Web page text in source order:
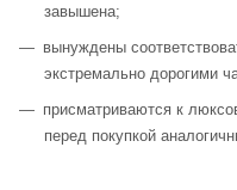
завышена;
вынуждены
экстремально дорогими
присматриваются к
перед покупкой